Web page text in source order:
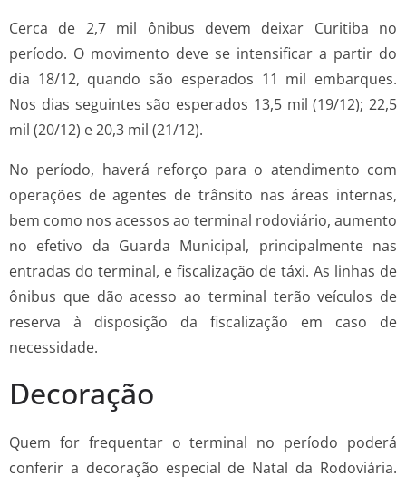
Cerca de 2,7 mil ônibus devem deixar Curitiba no
período. O movimento deve se intensificar a partir do
dia 18/12, quando são esperados 11 mil embarques.
Nos dias seguintes são esperados 13,5 mil (19/12); 22,5
mil (20/12) e 20,3 mil (21/12).
No período, haverá reforço para o atendimento com
operações de agentes de trânsito nas áreas internas,
bem como nos acessos ao terminal rodoviário, aumento
no efetivo da Guarda Municipal, principalmente nas
entradas do terminal, e fiscalização de táxi. As linhas de
ônibus que dão acesso ao terminal terão veículos de
reserva à disposição da fiscalização em caso de
necessidade.
Decoração
Quem for frequentar o terminal no período poderá
conferir a decoração especial de Natal da Rodoviária.